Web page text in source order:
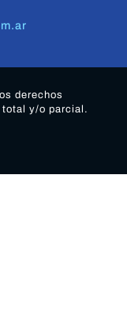
derechos
total y/o parcial.